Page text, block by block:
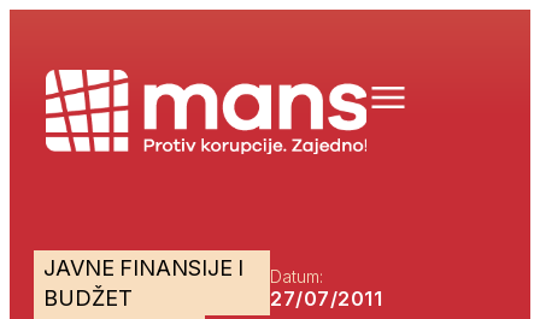
JAVNE FINANSIJE I
BUDŽET
Datum:
27/07/2011